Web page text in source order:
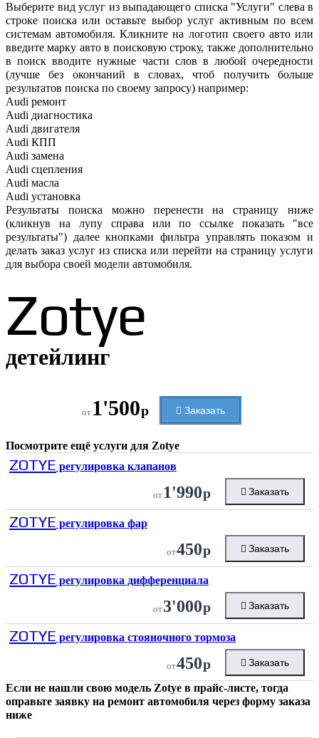
Выберите вид услуг из выпадающего списка "Услуги" слева в
строке поиска или оставьте выбор услуг активным по всем
системам автомобиля. Кликните на логотип своего авто или
введите марку авто в поисковую строку, также дополнительно
в поиск вводите нужные части слов в любой очередности
(лучше без окончаний в словах, чтоб получить больше
результатов поиска по своему запросу) например:
Audi ремонт
Audi диагностика
Audi двигателя
Audi КПП
Audi замена
Audi сцепления
Audi масла
Audi установка
Результаты поиска можно перенести на страницу ниже
(кликнув на лупу справа или по ссылке показать "все
результаты") далее кнопками фильтра управлять показом и
делать заказ услуг из списка или перейти на страницу услуги
для выбора своей модели автомобиля.
Zotye
детейлинг
от 1'500р Заказать
Посмотрите ещё услуги для Zotye
ZOTYE регулировка клапанов
от 1'990р Заказать
ZOTYE регулировка фар
от450р Заказать
ZOTYE регулировка дифференциала
от3'000р Заказать
ZOTYE регулировка стояночного тормоза
от450р Заказать
Если не нашли свою модель Zotye в прайс-листе, тогда
оправьте заявку на ремонт автомобиля через форму заказа
ниже